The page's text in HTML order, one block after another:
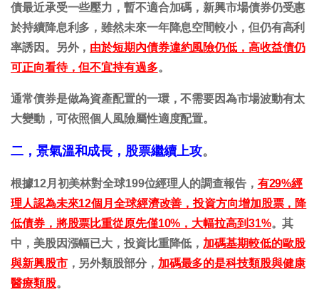
債最近承受一些壓力，暫不適合加碼，新興市場債券仍受惠
於持續降息利多，雖然未來一年降息空間較小，但仍有高利
率誘因。另外， 由於短期內債券違約風險仍低，高收益債仍
可正向看待，但不宜持有過多。
通常債券是做為資產配置的一環，不需要因為市場波動有太
大變動，可依照個人風險屬性適度配置。
二，景氣溫和成長，股票繼續上攻。
根據12月初美林對全球199位經理人的調查報告， 有29%經
理人認為未來12個月全球經濟改善，投資方向增加股票，降
低債券，將股票比重從原先僅10%，大幅拉高到31%。其
中，美股因漲幅已大，投資比重降低， 加碼基期較低的歐股
與新興股市，另外類股部分， 加碼最多的是科技類股與健康
醫療類股。